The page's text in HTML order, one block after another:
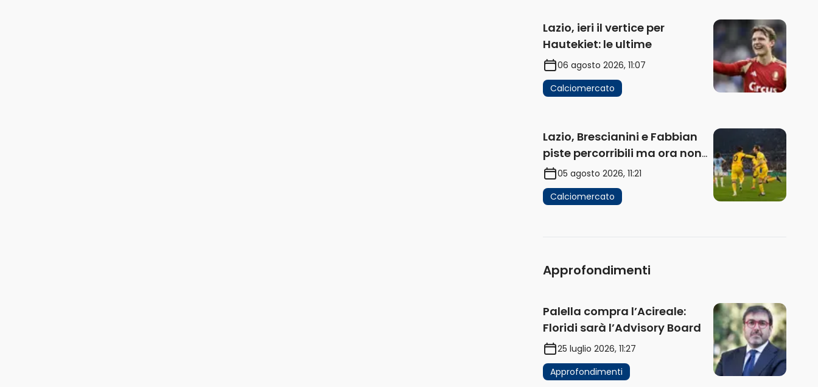
Lazio, ieri il vertice per
Hautekiet: le ultime
06 agosto 2026, 11:07
Calciomercato
Lazio, Brescianini e Fabbian
piste percorribili ma ora non
sono la priorità
05 agosto 2026, 11:21
Calciomercato
Approfondimenti
Palella compra l’Acireale:
Floridi sarà l’Advisory Board
25 luglio 2026, 11:27
Approfondimenti